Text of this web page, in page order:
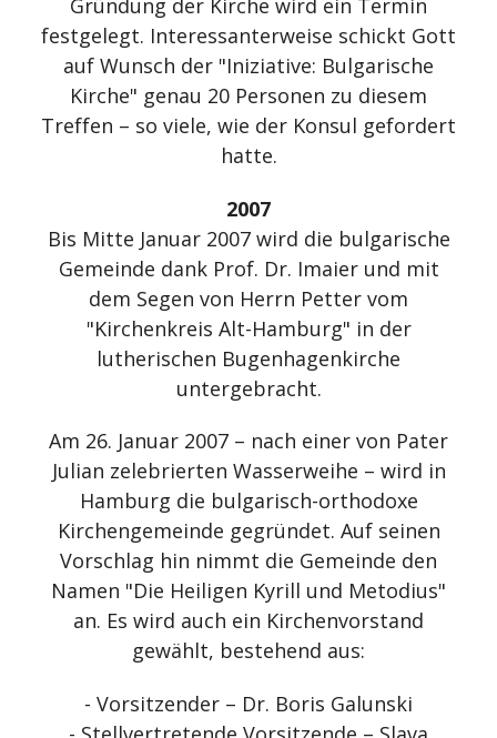
festgelegt. Interessanterweise schickt Gott
auf Wunsch der "Iniziative: Bulgarische
Kirche" genau 20 Personen zu diesem
Treffen – so viele, wie der Konsul gefordert
hatte.
2007
Bis Mitte Januar 2007 wird die bulgarische
Gemeinde dank Prof. Dr. Imaier und mit
dem Segen von Herrn Petter vom
"Kirchenkreis Alt-Hamburg" in der
lutherischen Bugenhagenkirche
untergebracht.
Am 26. Januar 2007 – nach einer von Pater
Julian zelebrierten Wasserweihe – wird in
Hamburg die bulgarisch-orthodoxe
Kirchengemeinde gegründet. Auf seinen
Vorschlag hin nimmt die Gemeinde den
Namen "Die Heiligen Kyrill und Metodius"
an. Es wird auch ein Kirchenvorstand
gewählt, bestehend aus:
- Vorsitzender – Dr. Boris Galunski